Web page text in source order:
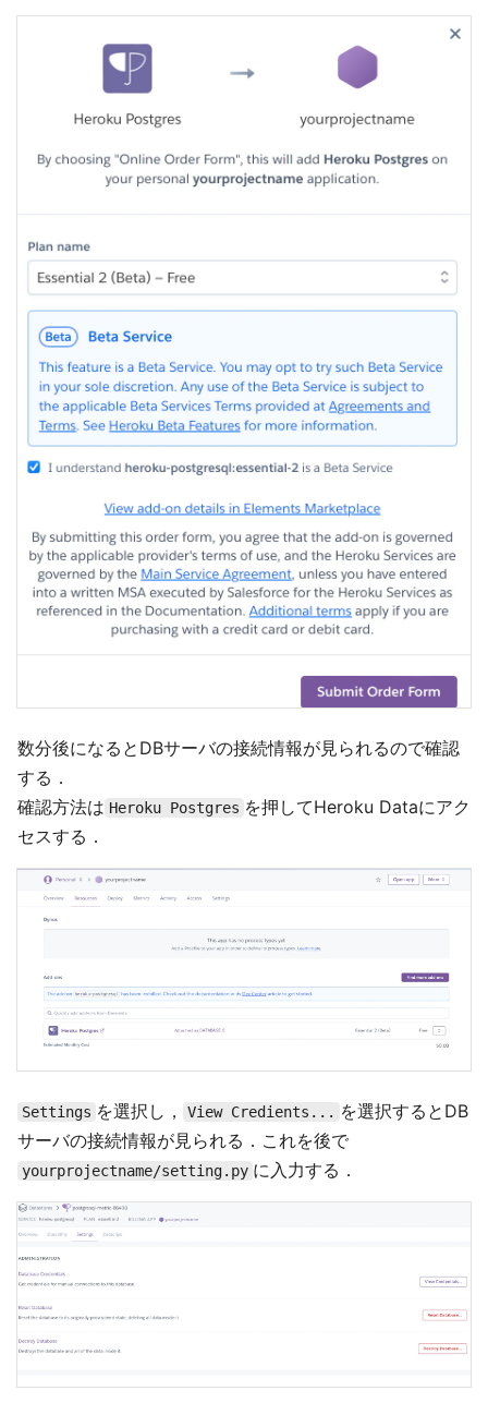
数分後になるとDBサーバの接続情報が見られるので確認
する．
確認方法は Heroku Postgres を押してHeroku Dataにアク
セスする．
Settings を選択し， View Credients... を選択するとDB
サーバの接続情報が見られる．これを後で
yourprojectname/setting.py に入力する．